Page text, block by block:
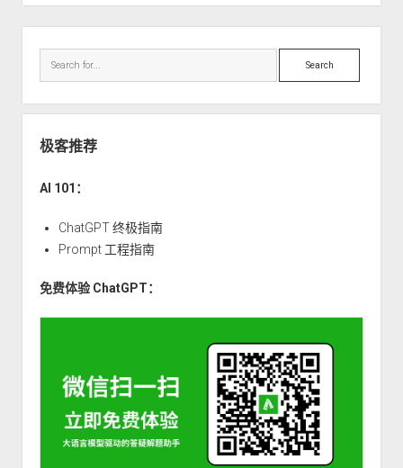
ChatGPT
玩
转
商
十
六）
生
成
内
容
Search
极客推荐
AI 101：
ChatGPT 终极指南
Prompt 工程指南
免费体验 ChatGPT：